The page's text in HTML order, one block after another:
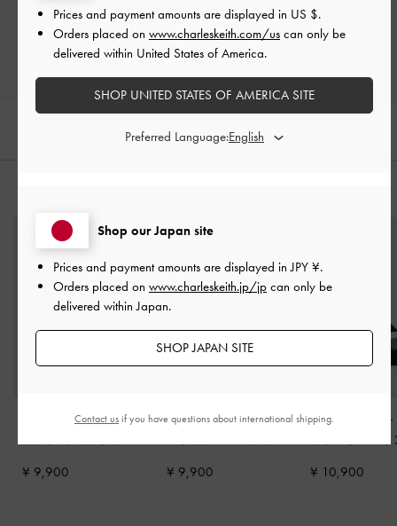
レビューを書く
サテン ボウ バレエフ
¥ 9,900
Levy レヴィー サテン
ブラックテクスチャー
¥ 9,900
ツイード ビーチ
ットフォーム
クスチャー
¥ 10,900
Shop our Japan site
Prices and payment amounts are displayed inJPY ¥.
Orders placed on www.charleskeith.jp/jp can only be
delivered within Japan.
SHOP JAPAN SITE
Prices and payment amounts are displayed in US $.
Orders placed on www.charleskeith.com/us can only be
delivered within United States of America.
SHOP UNITED STATES OF AMERICA SITE
Preferred Language:
Contact usif you have questions about international shipping.